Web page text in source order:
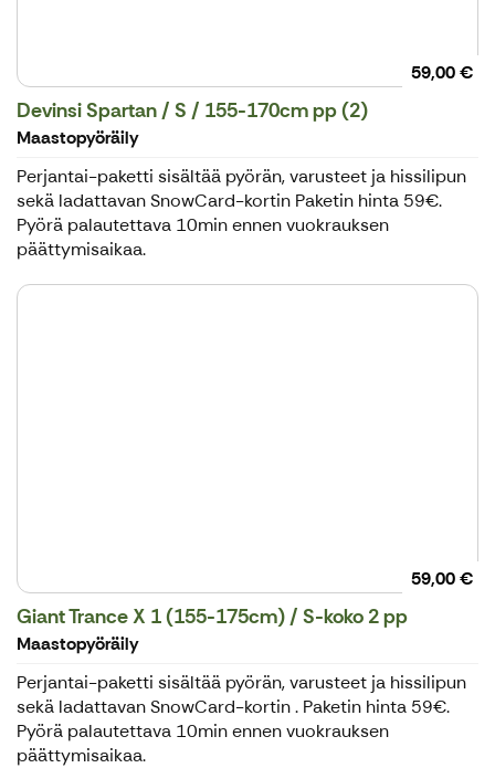
59,00 €
Devinsi Spartan / S / 155-170cm pp (2)
Maastopyöräily
Perjantai-paketti sisältää pyörän, varusteet ja hissilipun
sekä ladattavan SnowCard-kortin Paketin hinta 59€.
Pyörä palautettava 10min ennen vuokrauksen
päättymisaikaa.
59,00 €
Giant Trance X 1 (155-175cm) / S-koko 2 pp
Maastopyöräily
Perjantai-paketti sisältää pyörän, varusteet ja hissilipun
sekä ladattavan SnowCard-kortin . Paketin hinta 59€.
Pyörä palautettava 10min ennen vuokrauksen
päättymisaikaa.